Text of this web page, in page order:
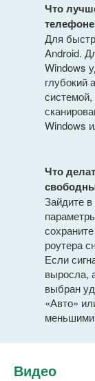
Что
Для
Android.
Windows
глубокий
Windows
Что
Зайдите в
роутера
Если
выросла,
выбран
«Авто»
Видео